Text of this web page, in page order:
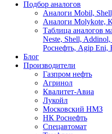
Подбор аналогов
Аналоги Mobil,
Аналоги Molykote,
Таблица аналогов
Neste, Shell,
Роснефть, Agip Eni,
Блог
Производители
Газпром нефть
Агринол
Квалитет-Авиа
Лукойл
Московский НМЗ
НК Роснефть
Спецавтомат